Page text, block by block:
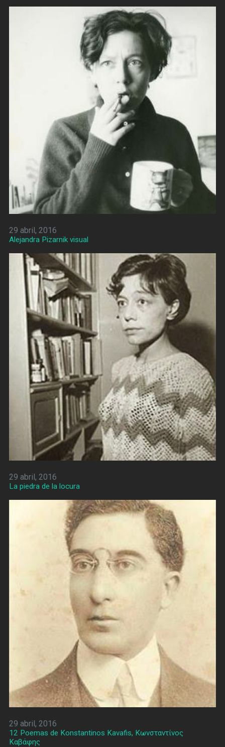
29 abril, 2016
Alejandra Pizarnik visual
29 abril, 2016
La piedra de la locura
29 abril, 2016
12 Poemas de Konstantinos Kavafis, Κωνσταντίνος
Καβάφης